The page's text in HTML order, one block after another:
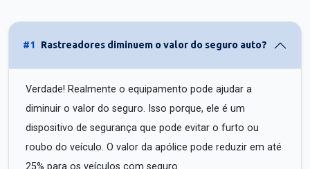
#1 Rastreadores diminuem o valor do seguro auto?
Verdade! Realmente o equipamento pode ajudar a
diminuir o valor do seguro. Isso porque, ele é um
dispositivo de segurança que pode evitar o furto ou
roubo do veículo. O valor da apólice pode reduzir em até
25% para os veículos com seguro.